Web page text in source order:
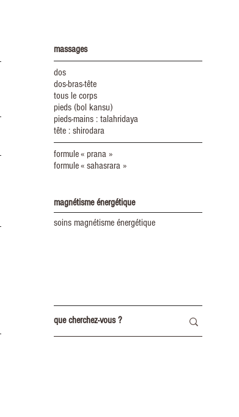
massages
dos
dos-bras-tête
tous le corps
pieds (bol kansu)
pieds-mains : talahridaya
tête : shirodara
formule « prana »
formule « sahasrara »
magnétisme énergétique
soins magnétisme énergétique